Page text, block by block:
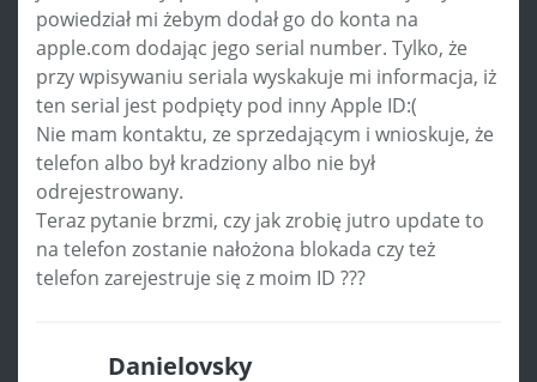
powiedział mi żebym dodał go do konta na
apple.com dodając jego serial number. Tylko, że
przy wpisywaniu seriala wyskakuje mi informacja, iż
ten serial jest podpięty pod inny Apple ID:(
Nie mam kontaktu, ze sprzedającym i wnioskuje, że
telefon albo był kradziony albo nie był
odrejestrowany.
Teraz pytanie brzmi, czy jak zrobię jutro update to
na telefon zostanie nałożona blokada czy też
telefon zarejestruje się z moim ID ???
Danielovsky